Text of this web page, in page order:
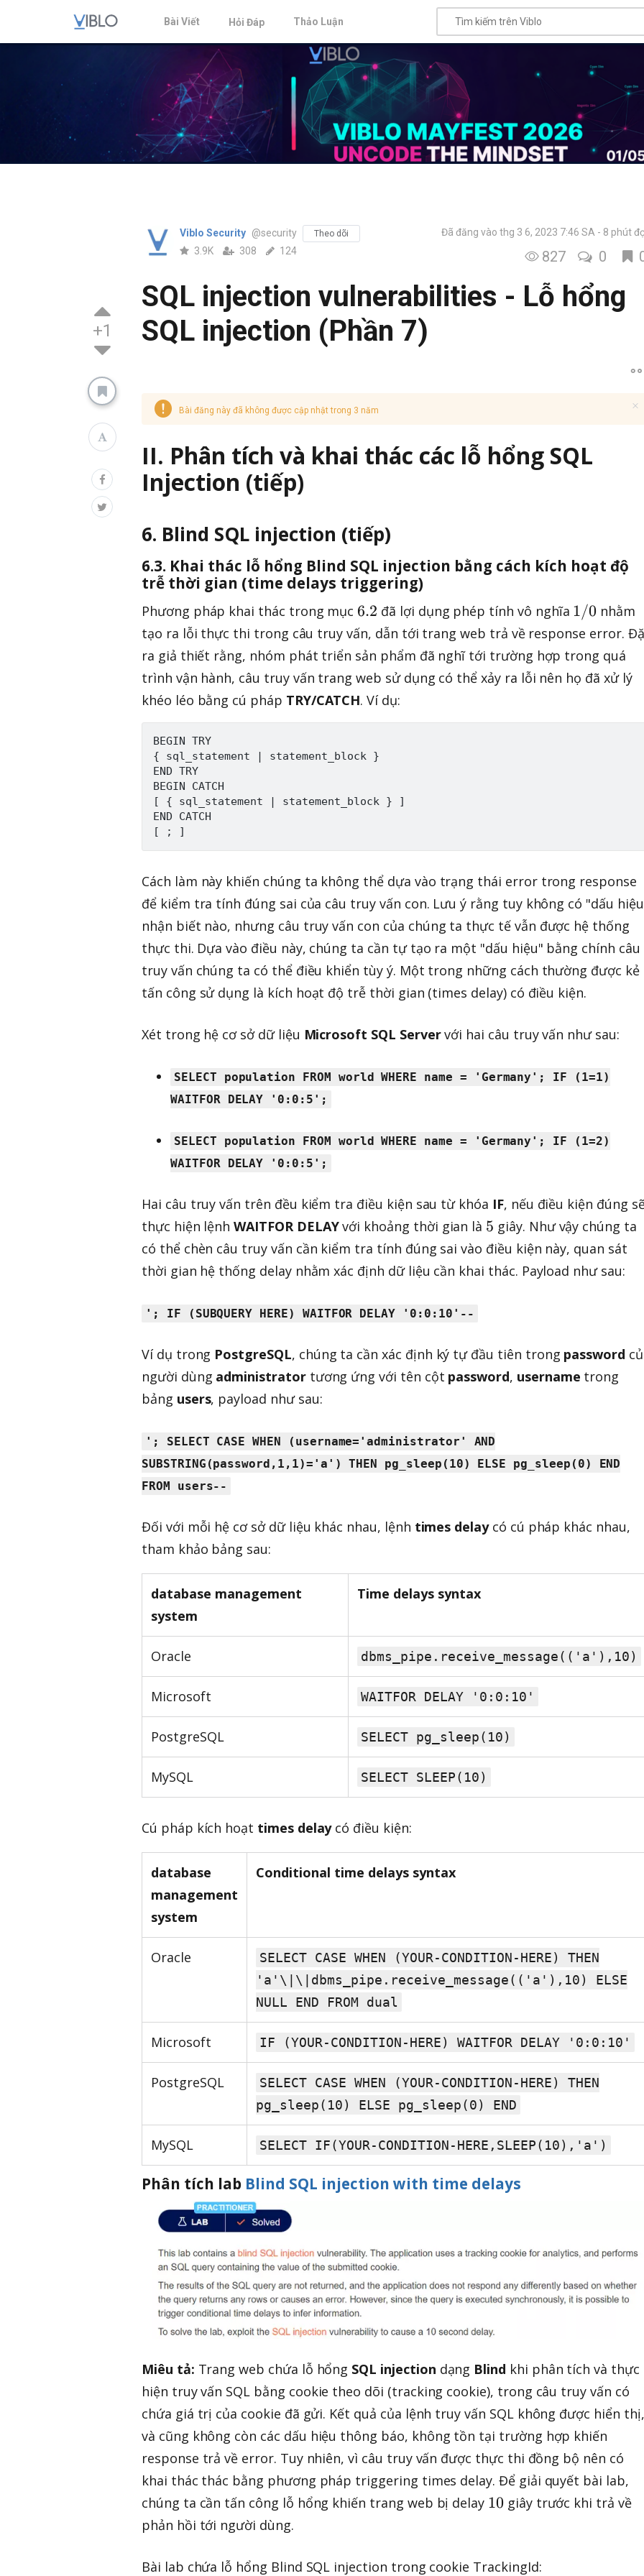
Bài Viết Hỏi Đáp Thảo Luận
+1
Viblo Security @security Theo dõi
3.9K 308 124
Đã đăng vào thg 3 6, 2023 7:46 SA 8 phút
827 0
SQL injection vulnerabilities - Lỗ hổng
SQL injection (Phần 7)
Bài đăng này đã không được cập nhật trong 3 năm
II. Phân tích và khai thác các lỗ hổng SQL
Injection (tiếp)
6. Blind SQL injection (tiếp)
6.3. Khai thác lỗ hổng Blind SQL injection bằng cách kích hoạt độ
trễ thời gian (time delays triggering)
Phương pháp khai thác trong mục 6
.
2
6.2 đã lợi dụng phép tính vô nghĩa 1
/
1/0 nhằm
tạo ra lỗi thực thi trong câu truy vấn, dẫn tới trang web trả về response error.
ra giả thiết rằng, nhóm phát triển sản phẩm đã nghĩ tới trường hợp trong quá
trình vận hành, câu truy vấn trang web sử dụng có thể xảy ra lỗi nên họ đã xử lý
khéo léo bằng cú pháp TRY/CATCH. Ví dụ:
BEGIN TRY
{ sql_statement | statement_block }
END TRY
BEGIN CATCH
[ { sql_statement | statement_block } ]
END CATCH
Cách làm này khiến chúng ta không thể dựa vào trạng thái error trong response
để kiểm tra tính đúng sai của câu truy vấn con. Lưu ý rằng tuy không có "dấu
nhận biết nào, nhưng câu truy vấn con của chúng ta thực tế vẫn được hệ thống
thực thi. Dựa vào điều này, chúng ta cần tự tạo ra một "dấu hiệu" bằng chính câu
truy vấn chúng ta có thể điều khiển tùy ý. Một trong những cách thường được kẻ
tấn công sử dụng là kích hoạt độ trễ thời gian (times delay) có điều kiện.
Xét trong hệ cơ sở dữ liệu Microsoft SQL Servervới hai câu truy vấn như sau:
SELECT population FROM world WHERE name = 'Germany'; IF (1=1)
WAITFOR DELAY '0:0:5';
SELECT population FROM world WHERE name = 'Germany'; IF (1=2)
WAITFOR DELAY '0:0:5';
Hai câu truy vấn trên đều kiểm tra điều kiện sau từ khóa IF, nếu điều kiện đúng
thực hiện lệnhWAITFOR DELAYvới khoảng thời gian là 5
5 giây. Như vậy chúng ta
có thể chèn câu truy vấn cần kiểm tra tính đúng sai vào điều kiện này, quan sát
thời gian hệ thống delay nhằm xác định dữ liệu cần khai thác. Payload như sau:
'; IF (SUBQUERY HERE) WAITFOR DELAY '0:0:10'--
Ví dụ trong PostgreSQL, chúng ta cần xác định ký tự đầu tiên trong password
người dùng administratortương ứng với tên cột password, username trong
bảng users, payload như sau:
'; SELECT CASE WHEN (username='administrator' AND
SUBSTRING(password,1,1)='a') THEN pg_sleep(10) ELSE pg_sleep(0) END
FROM users--
Đối với mỗi hệ cơ sở dữ liệu khác nhau, lệnh times delaycó cú pháp khác nhau,
tham khảo bảng sau:
database management
system
Time delays syntax
Oracle dbms_pipe.receive_message(('a'),10)
Microsoft WAITFOR DELAY '0:0:10'
PostgreSQL SELECT pg_sleep(10)
MySQL SELECT SLEEP(10)
Cú pháp kích hoạt times delaycó điều kiện:
database
management
system
Conditional time delays syntax
Oracle
SELECT CASE WHEN (YOUR-CONDITION-HERE) THEN
'a'\|\|dbms_pipe.receive_message(('a'),10) ELSE
NULL END FROM dual
Microsoft IF (YOUR-CONDITION-HERE) WAITFOR DELAY '0:0:10'
PostgreSQL
SELECT CASE WHEN (YOUR-CONDITION-HERE) THEN
pg_sleep(10) ELSE pg_sleep(0) END
MySQL SELECT IF(YOUR-CONDITION-HERE,SLEEP(10),'a')
Phân tích lab Blind SQL injection with time delays
Miêu tả: Trang web chứa lỗ hổng SQL injection dạng Blind khi phân tích và thực
hiện truy vấn SQL bằng cookie theo dõi (tracking cookie), trong câu truy vấn có
chứa giá trị của cookie đã gửi. Kết quả của lệnh truy vấn SQL không được hiển thị,
và cũng không còn các dấu hiệu thông báo, không tồn tại trường hợp khiến
response trả về error. Tuy nhiên, vì câu truy vấn được thực thi đồng bộ nên có
khai thác thác bằng phương pháp triggering times delay. Để giải quyết bài lab,
chúng ta cần tấn công lỗ hổng khiến trang web bị delay 1
10giây trước khi trả về
phản hồi tới người dùng.
Bài lab chứa lỗ hổng Blind SQL injection trong cookie TrackingId: